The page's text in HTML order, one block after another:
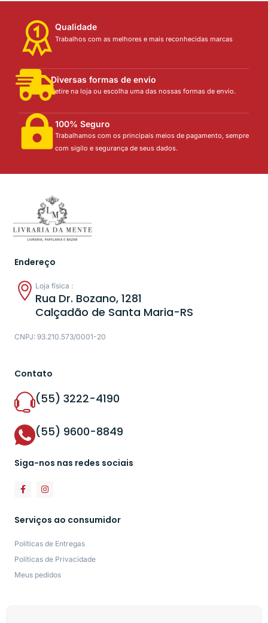
Qualidade
Trabalhos com as melhores e mais reconhecidas marcas
Diversas formas de envio
Retire na loja ou escolha uma das nossas formas de envio.
100% Seguro
Trabalhamos com os principais meios de pagamento, sempre
com sigilo e segurança de seus dados.
Endereço
Loja física :
Rua Dr. Bozano, 1281
Calçadão de Santa Maria-RS
CNPJ: 93.210.573/0001-20
Contato
(55) 3222-4190
(55) 9600-8849
Siga-nos nas redes sociais
Serviços ao consumidor
Políticas de Entregas
Políticas de Privacidade
Meus pedidos